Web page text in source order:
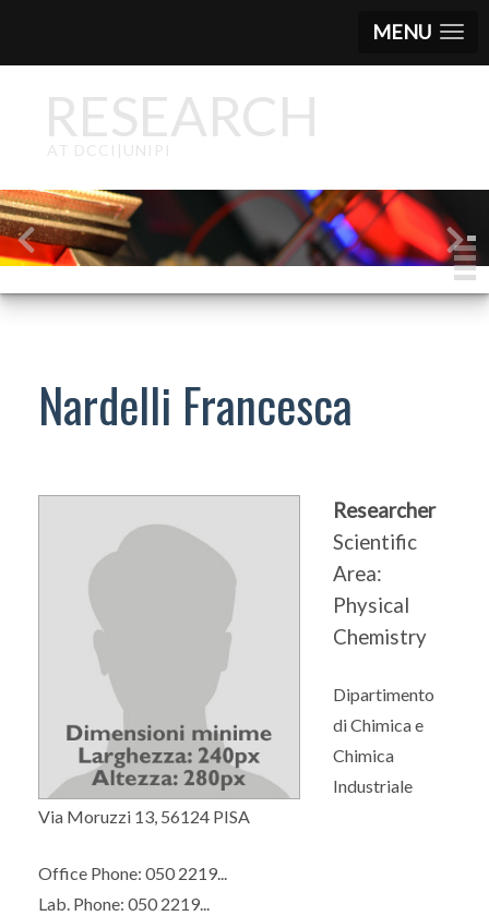
MENU
RESEARCH
AT DCCI|UNIPI
Nardelli Francesca
Researcher
Scientific
Area:
Physical
Chemistry
Dipartimento
di Chimica e
Chimica
Industriale
Via Moruzzi 13, 56124 PISA
Office Phone: 050 2219...
Lab. Phone: 050 2219...